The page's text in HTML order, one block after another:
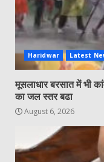
Haridwar Latest
मूसलाधार बरसात में भी
का जल स्तर बढा
August 6, 2026